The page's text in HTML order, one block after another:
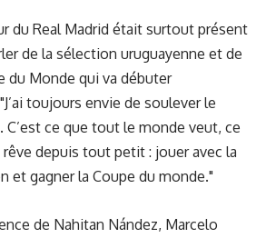
du Real Madrid était surtout présent
de la sélection uruguayenne et de
du Monde qui va débuter
toujours envie de soulever le
C’est ce que tout le monde veut, ce
depuis tout petit : jouer avec la
et gagner la Coupe du monde."
de Nahitan Nández, Marcelo